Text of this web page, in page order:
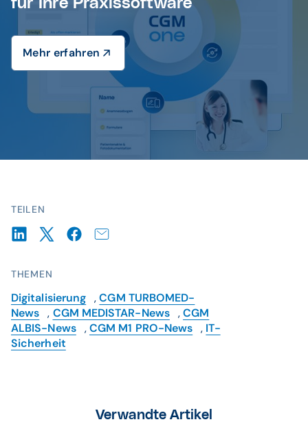
TEILEN
THEMEN
Digitalisierung ,CGM TURBOMED-
News , CGM MEDISTAR-News ,CGM
ALBIS-News ,CGM M1 PRO-News , IT-
Sicherheit
für Ihre Praxissoftware
Mehr erfahren
Verwandte Artikel